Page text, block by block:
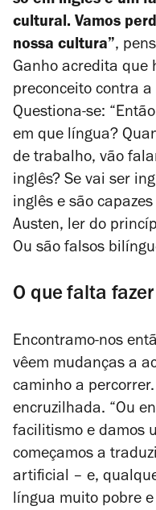
cultural. Vamos
nossa cultura”,
Ganho acredita que
preconceito contra
Questiona-se:
em que língua?
de trabalho, vão
inglês? Se vai ser
inglês e são
Austen, ler do
Ou são falsos
O que falta fazer
Encontramo-nos
vêem mudanças a
caminho a
encruzilhada. “ Ou
facilitismo e damos
começamos a
artificial – e,
língua muito pobre